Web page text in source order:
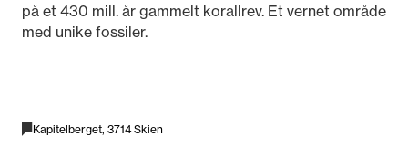
på et 430 mill. år gammelt korallrev. Et vernet område
med unike fossiler.
Kapitelberget, 3714 Skien